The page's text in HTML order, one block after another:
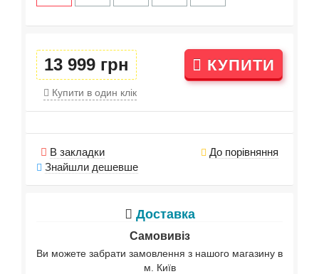
13 999 грн КУПИТИ
Купити в один клік
В закладки
До порівняння
Знайшли дешевше
Доставка
Самовивіз
Ви можете забрати замовлення з нашого магазину в
м. Київ